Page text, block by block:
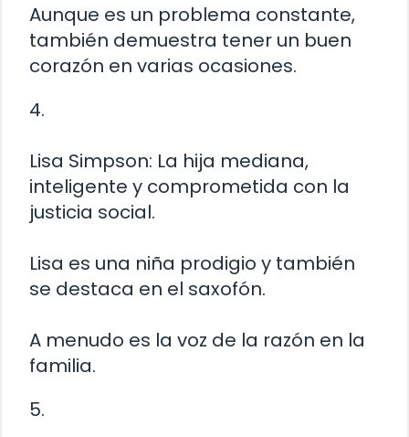
Aunque es un problema constante,
también demuestra tener un buen
corazón en varias ocasiones.
4.
Lisa Simpson: La hija mediana,
inteligente y comprometida con la
justicia social.
Lisa es una niña prodigio y también
se destaca en el saxofón.
A menudo es la voz de la razón en la
familia.
5.